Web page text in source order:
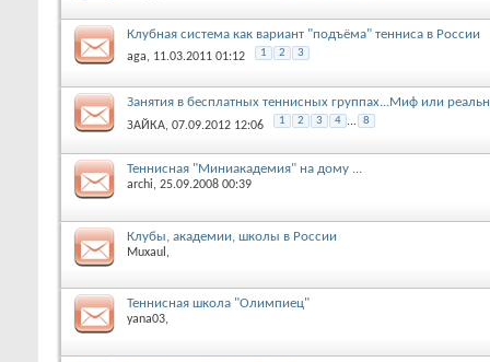
Клубная система как вариант "подъёма" тенниса в России
aga, 11.03.2011 01:12 1 2 3
Занятия в бесплатных теннисных группах...Миф или
ЗАЙКА, 07.09.2012 12:06 1 2 3 4 ... 8
Теннисная "Миниакадемия" на дому ...
archi, 25.09.2008 00:39
Клубы, академии, школы в Роcсии
Muxaul ,
Теннисная школа "Олимпиец"
yana03,